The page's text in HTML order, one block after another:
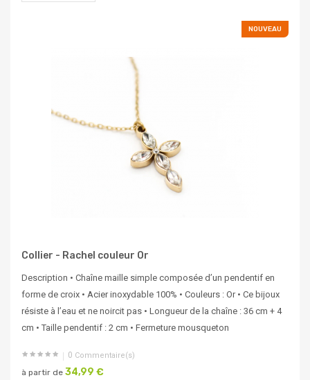
NOUVEAU
Collier - Rachel couleur Or
Description • Chaîne maille simple composée d’un pendentif en
forme de croix • Acier inoxydable 100% • Couleurs : Or • Ce bijoux
résiste à l’eau et ne noircit pas • Longueur de la chaîne : 36 cm + 4
cm • Taille pendentif : 2 cm • Fermeture mousqueton
0 Commentaire(s)
à partir de 34,99 €